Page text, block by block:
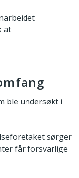
at
ble undersøkt i
sørger
får forsvarlige